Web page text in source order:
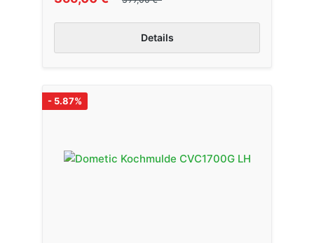
Details
- 5.87%